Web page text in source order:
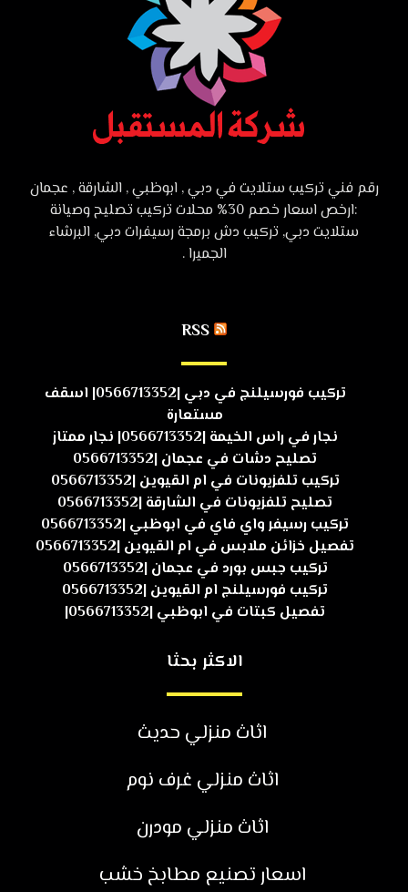
رقم فني تركيب ستلايت في دبي , ابوظبي , الشارقة , عجمان
:ارخص اسعار خصم 30% محلات تركيب تصليح وصيانة
ستلايت دبي, تركيب دش برمجة رسيفرات دبي, البرشاء
الجميرا .
RSS
تركيب فورسيلنج في دبي |0566713352| اسقف
مستعارة
نجار في راس الخيمة |0566713352| نجار ممتاز
تصليح دشات في عجمان |0566713352
تركيب تلفزيونات في ام القيوين |0566713352
تصليح تلفزيونات في الشارقة |0566713352
تركيب رسيفر واي فاي في ابوظبي |0566713352
تفصيل خزائن ملابس في ام القيوين |0566713352
تركيب جبس بورد في عجمان |0566713352
تركيب فورسيلنج ام القيوين |0566713352
تفصيل كبتات في ابوظبي |0566713352|
الاكثر بحثا
اثاث منزلي حديث
اثاث منزلي غرف نوم
اثاث منزلي مودرن
اسعار تصنيع مطابخ خشب